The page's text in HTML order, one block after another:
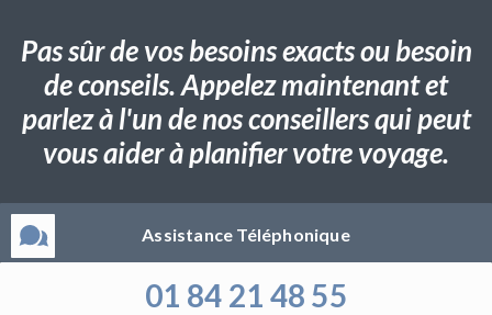
Pas sûr de vos besoins exacts ou besoin
de conseils. Appelez maintenant et
parlez à l'un de nos conseillers qui peut
vous aider à planifier votre voyage.
Assistance Téléphonique
01 84 21 48 55